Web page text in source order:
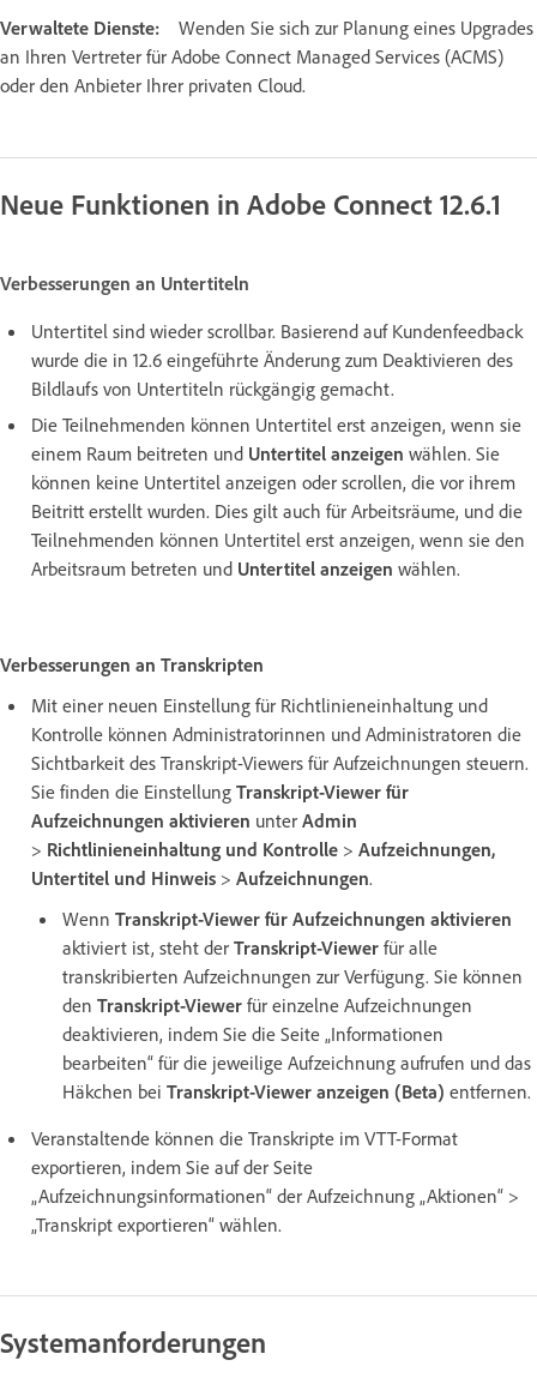
Verwaltete Dienste:
Wenden Sie sich zur Planung eines Upgrades
an Ihren Vertreter für Adobe Connect Managed Services (ACMS)
oder den Anbieter Ihrer privaten Cloud.
Neue Funktionen in Adobe Connect 12.6.1
Verbesserungen an Untertiteln
Untertitel sind wieder scrollbar. Basierend auf Kundenfeedback
wurde die in 12.6 eingeführte Änderung zum Deaktivieren des
Bildlaufs von Untertiteln rückgängig gemacht.
Die Teilnehmenden können Untertitel erst anzeigen, wenn sie
einem Raum beitreten und Untertitel anzeigen wählen. Sie
können keine Untertitel anzeigen oder scrollen, die vor ihrem
Beitritt erstellt wurden. Dies gilt auch für Arbeitsräume, und die
Teilnehmenden können Untertitel erst anzeigen, wenn sie den
Arbeitsraum betreten und Untertitel anzeigen wählen.
Verbesserungen an Transkripten
Mit einer neuen Einstellung für Richtlinieneinhaltung und
Kontrolle können Administratorinnen und Administratoren die
Sichtbarkeit des Transkript-Viewers für Aufzeichnungen steuern.
Sie finden die Einstellung Transkript-Viewer für
Aufzeichnungen aktivieren unter Admin
> Richtlinieneinhaltung und Kontrolle > Aufzeichnungen,
Untertitel und Hinweis > Aufzeichnungen.
Wenn Transkript-Viewer für Aufzeichnungen aktivieren
aktiviert ist, steht der Transkript-Viewer für alle
transkribierten Aufzeichnungen zur Verfügung. Sie können
den Transkript-Viewer für einzelne Aufzeichnungen
deaktivieren, indem Sie die Seite „Informationen
bearbeiten“ für die jeweilige Aufzeichnung aufrufen und das
Häkchen bei Transkript-Viewer anzeigen (Beta) entfernen.
Veranstaltende können die Transkripte im VTT-Format
exportieren, indem Sie auf der Seite
„Aufzeichnungsinformationen“ der Aufzeichnung „Aktionen“ >
„Transkript exportieren“ wählen.
Systemanforderungen